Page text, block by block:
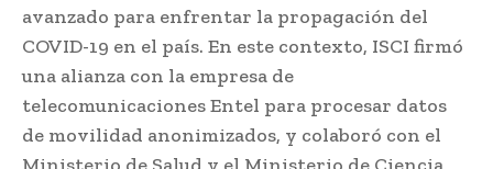
avanzado para enfrentar la propagación del
COVID-19 en el país. En este contexto, ISCI firmó
una alianza con la empresa de
telecomunicaciones Entel para procesar datos
de movilidad anonimizados, y colaboró con el